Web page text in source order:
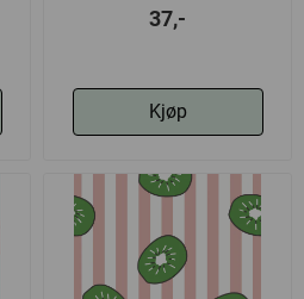
37,-
Kjøp